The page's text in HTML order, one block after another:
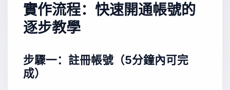
實作流程：快速開通帳號的
逐步教學
步驟一：註冊帳號（5分鐘內可完
成）